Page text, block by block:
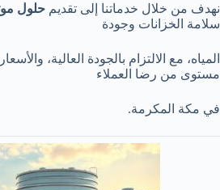
نهدف من خلال خدماتنا إلى تقديم حلول
سلامة الخزانات وجودة
المياه، مع الالتزام بالجودة العالية،
مستوى من رضا العملاء
في مكة المكرمة.